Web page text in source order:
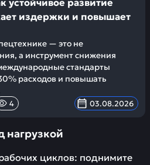
устойчивое развитие
издержки и повышает
— это не
а инструмент снижения
стандарты
расходов и повышать
4 03.08.2026
нагрузкой
циклов: поднимите